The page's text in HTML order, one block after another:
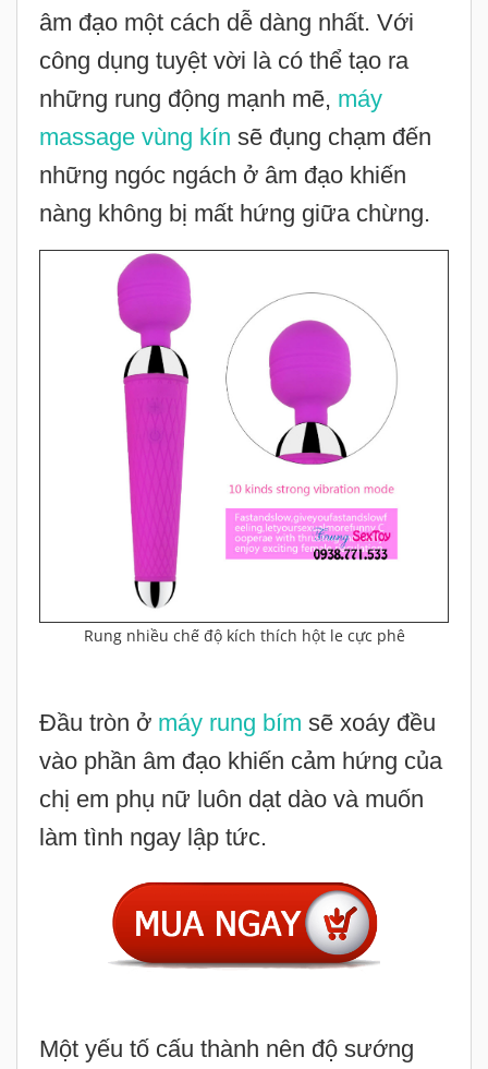
âm đạo một cách dễ dàng nhất. Với
công dụng tuyệt vời là có thể tạo ra
những rung động mạnh mẽ, máy
massage vùng kín sẽ đụng chạm đến
những ngóc ngách ở âm đạo khiến
nàng không bị mất hứng giữa chừng.
Rung nhiều chế độ kích thích hột le cực phê
Đầu tròn ở máy rung bím sẽ xoáy đều
vào phần âm đạo khiến cảm hứng của
chị em phụ nữ luôn dạt dào và muốn
làm tình ngay lập tức.
Một yếu tố cấu thành nên độ sướng